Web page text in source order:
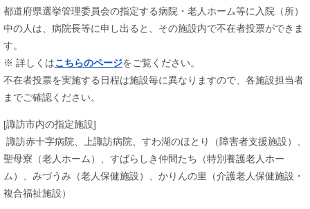
都道府県選挙管理委員会の指定する病院・老人ホーム等に入院（所）
中の人は、病院長等に申し出ると、その施設内で不在者投票ができま
す。
※ 詳しくはこちらのページをご覧ください。​
不在者投票を実施する日程は施設毎に異なりますので、各施設担当者
までご確認ください。
[諏訪市内の指定施設]
諏訪赤十字病院、上諏訪病院、すわ湖のほとり（障害者支援施設）、
聖母寮（老人ホーム）、すばらしき仲間たち（特別養護老人ホー
ム）、みづうみ（老人保健施設）、かりんの里（介護老人保健施設・
複合福祉施設）